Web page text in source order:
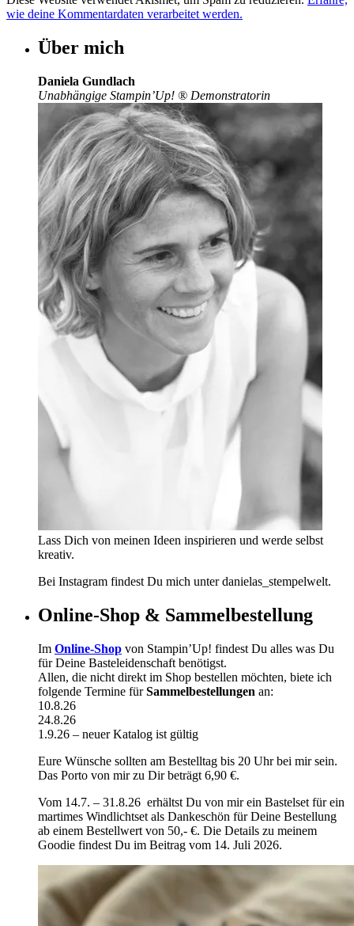
wie deine Kommentardaten verarbeitet werden.
Über mich
Daniela Gundlach
Unabhängige Stampin’Up! ® Demonstratorin
Lass Dich von meinen Ideen inspirieren und werde selbst
kreativ.
Bei Instagram findest Du mich unter danielas_stempelwelt.
Online-Shop & Sammelbestellung
Im Online-Shop von Stampin’Up! findest Du alles was Du
für Deine Basteleidenschaft benötigst.
Allen, die nicht direkt im Shop bestellen möchten, biete ich
folgende Termine fürSammelbestellungen an:
10.8.26
24.8.26
1.9.26 – neuer Katalog ist gültig
Eure Wünsche sollten am Bestelltag bis 20 Uhr bei mir sein.
Das Porto von mir zu Dir beträgt 6,90 €.
Vom 14.7. – 31.8.26 erhältst Du von mir ein Bastelset für ein
martimes Windlichtset als Dankeschön für Deine Bestellung
ab einem Bestellwert von 50,- €. Die Details zu meinem
Goodie findest Du im Beitrag vom 14. Juli 2026.